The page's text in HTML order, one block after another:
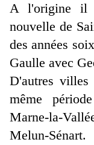
A l'origine il
nouvelle de
des années
Gaulle avec
D'autres
même
Marne-la-
Melun-Sénart.